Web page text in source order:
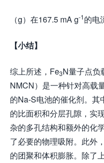
（g）在167.5 mA g-1的电
【小结】
综上所述，Fe3N量子点负
NMCN）是一种针对高载
的Na-S电池的催化剂。
的比面积和分层孔隙，实
杂的多孔结构和额外的化
了必要的物理吸附。此外
的团聚和体积膨胀。除了